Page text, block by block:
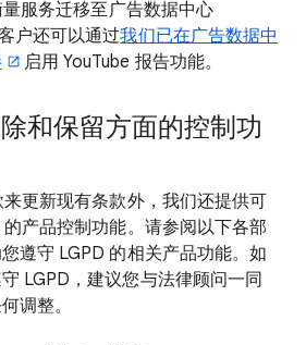
服务迁移至广告数据中心
户还可以通过我们已在广告数据中
启用 YouTube 报告功能。
和保留方面的控制功
更新现有条款外，我们还提供可
产品控制功能。请参阅以下各部
遵守 LGPD 的相关产品功能。如
LGPD，建议您与法律顾问一同
调整。